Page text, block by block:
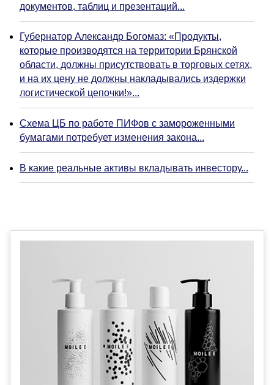
документов, таблиц и презентаций...
Губернатор Александр Богомаз: «Продукты,
которые производятся на территории Брянской
области, должны присутствовать в торговых сетях,
и на их цену не должны накладывались издержки
логистической цепочки!»...
Схема ЦБ по работе ПИФов с замороженными
бумагами потребует изменения закона...
В какие реальные активы вкладывать инвестору...